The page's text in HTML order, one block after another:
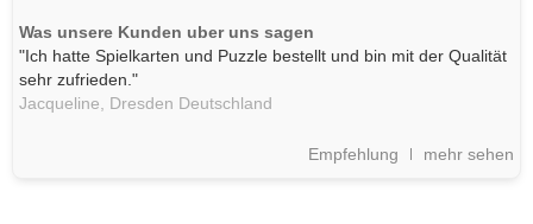
Was unsere Kunden uber uns sagen
"Ich hatte Spielkarten und Puzzle bestellt und bin mit der Qualität
sehr zufrieden."
Jacqueline,
Dresden Deutschland
Empfehlung mehr sehen